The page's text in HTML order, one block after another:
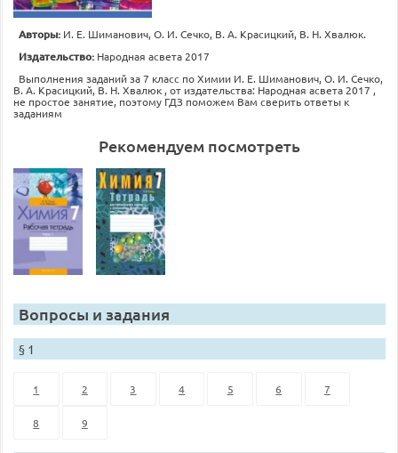
Авторы: И. Е. Шиманович, О. И. Сечко, В. А. Красицкий, В. Н. Хвалюк.
Издательство: Народная асвета 2017
Выполнения заданий за 7 класс по Химии И. Е. Шиманович, О. И. Сечко,
В. А. Красицкий, В. Н. Хвалюк , от издательства: Народная асвета 2017 ,
не простое занятие, поэтому ГДЗ поможем Вам сверить ответы к
заданиям
Рекомендуем посмотреть
Вопросы и задания
§ 1
1 2 3 4 5 6 7
8 9